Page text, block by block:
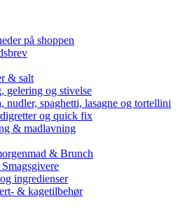
på shoppen
& salt
gelering og stivelse
nudler, spaghetti, lasagne og tortellini
og quick fix
& madlavning
& Brunch
ingredienser
& kagetilbehør